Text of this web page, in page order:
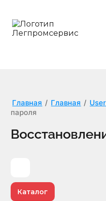
Главная / Главная /
пароля
Каталог